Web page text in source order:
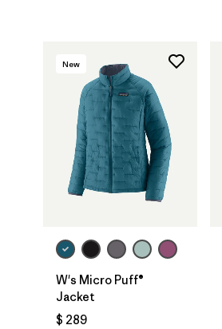
New
W's Micro Puff®
Jacket
$ 289